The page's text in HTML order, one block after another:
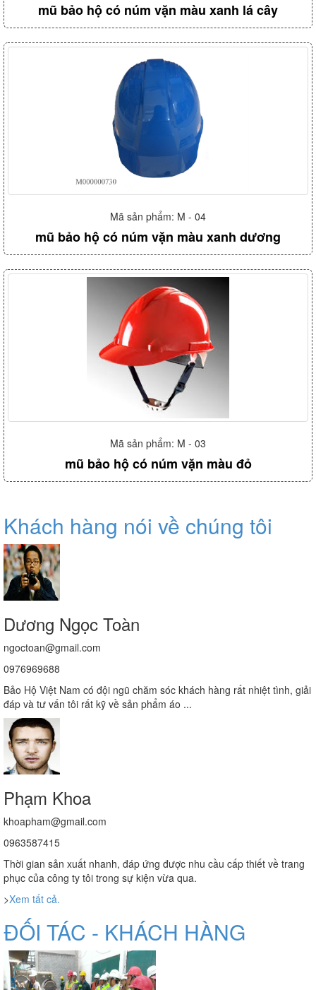
mũ bảo hộ có núm vặn màu xanh lá cây
Mã sản phẩm: M - 04
mũ bảo hộ có núm vặn màu xanh dương
Mã sản phẩm: M - 03
mũ bảo hộ có núm vặn màu đỏ
Khách hàng nói về chúng tôi
Dương Ngọc Toàn
ngoctoan@gmail.com
0976969688
Bảo Hộ Việt Nam có đội ngũ chăm sóc khách hàng rất nhiệt tình, giải
đáp và tư vấn tôi rất kỹ về sản phẩm áo ...
Phạm Khoa
khoapham@gmail.com
0963587415
Thời gian sản xuất nhanh, đáp ứng được nhu cầu cấp thiết về trang
phục của công ty tôi trong sự kiện vừa qua.
>Xem tất cả.
ĐỐI TÁC - KHÁCH HÀNG